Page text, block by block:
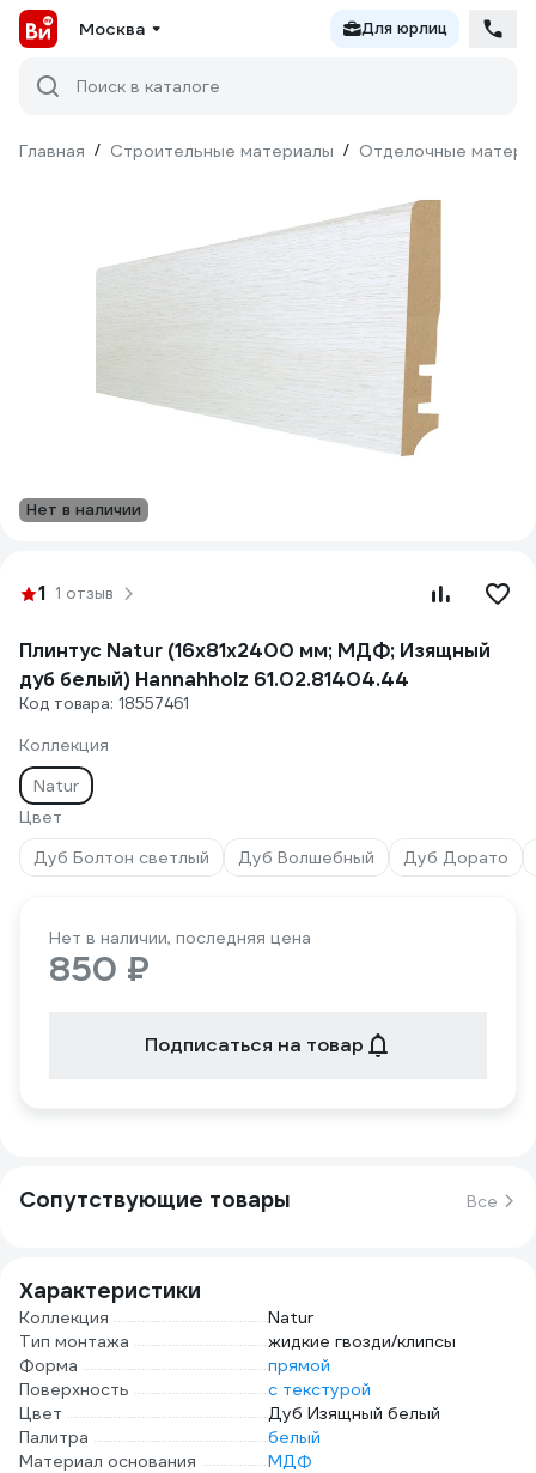
Москва Для юрлиц
Поиск в каталоге
Главная / Строительные материалы / Отделочные
Нет в наличии
1 1 отзыв
Плинтус Natur (16х81х2400 мм; МДФ; Изящный
дуб белый) Hannahholz 61.02.81404.44
Код товара: 18557461
Коллекция
Natur
Цвет
Дуб Болтон светлый
Дуб Волшебный Дуб Дорато
Нет в наличии, последняя цена
850 ₽
Подписаться на товар
Сопутствующие товары Все
Характеристики
Коллекция
Natur
Тип монтажа
жидкие гвозди/клипсы
Форма
прямой
Поверхность
с текстурой
Цвет
Дуб Изящный белый
Палитра
белый
Материал основания
МДФ